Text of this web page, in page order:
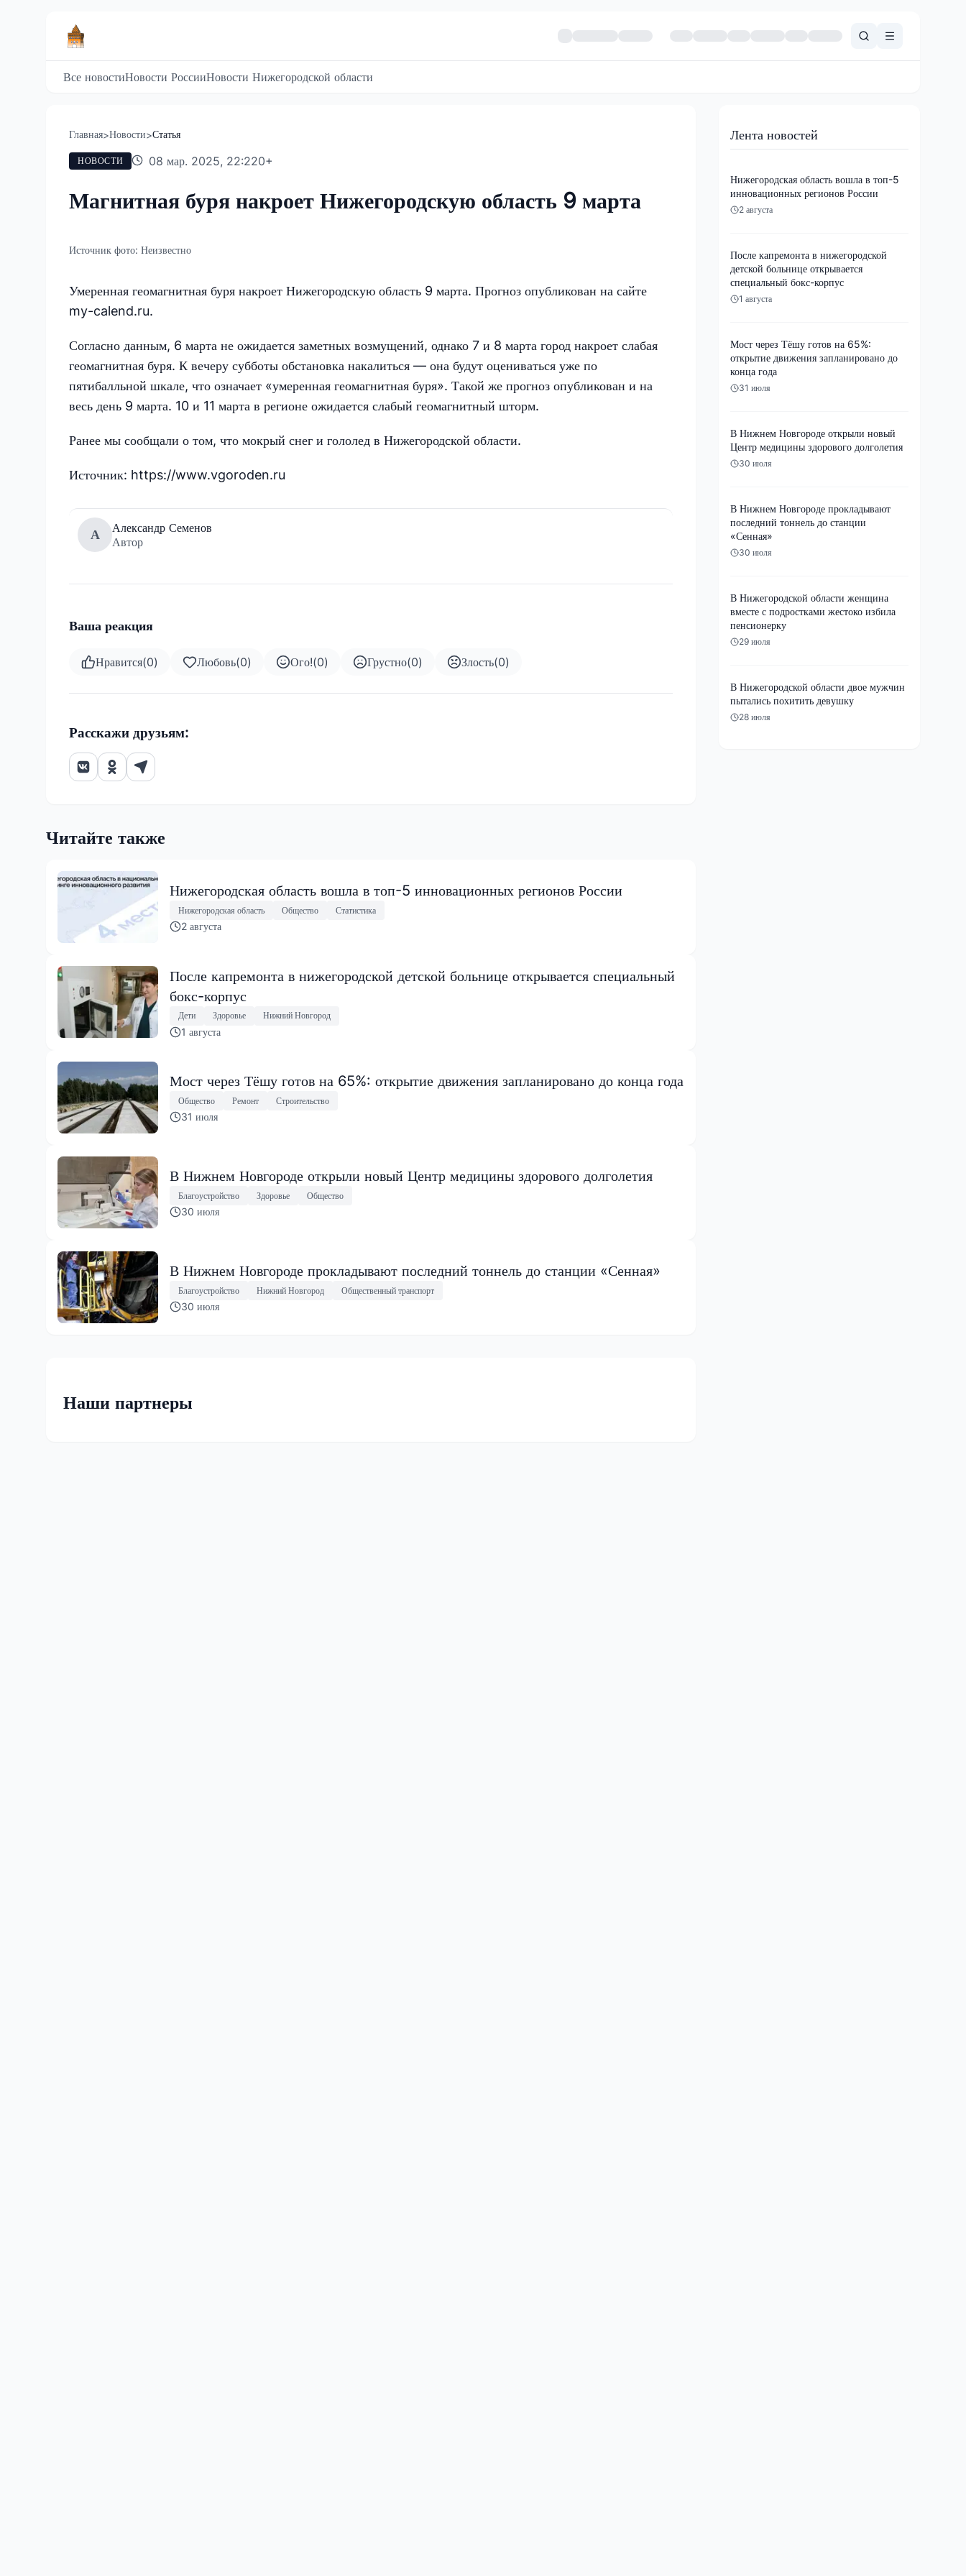
Все новостиНовости РоссииНовости Нижегородской области
Главная>Новости>Статья
НОВОСТИ 08 мар. 2025, 22:220+
Магнитная буря накроет Нижегородскую область 9 марта
Источник фото: Неизвестно
Умеренная геомагнитная буря накроет Нижегородскую область 9 марта. Прогноз опубликован на сайте
my-calend.ru.
Согласно данным, 6 марта не ожидается заметных возмущений, однако 7 и 8 марта город накроет слабая
геомагнитная буря. К вечеру субботы обстановка накалиться — она будут оцениваться уже по
пятибалльной шкале, что означает «умеренная геомагнитная буря». Такой же прогноз опубликован и на
весь день 9 марта. 10 и 11 марта в регионе ожидается слабый геомагнитный шторм.
Ранее мы сообщали о том, что мокрый снег и гололед в Нижегородской области.
Источник: https://www.vgoroden.ru
А
Александр Семенов
Автор
Ваша реакция
Нравится(0) Любовь(0) Ого!(0) Грустно(0) Злость(0)
Расскажи друзьям:
Читайте также
Нижегородская область вошла в топ-5 инновационных регионов России
Нижегородская область Общество Статистика
2 августа
После капремонта в нижегородской детской больнице открывается специальный
бокс-корпус
Дети Здоровье Нижний Новгород
1 августа
Мост через Тёшу готов на 65%: открытие движения запланировано до конца года
Общество Ремонт Строительство
31 июля
В Нижнем Новгороде открыли новый Центр медицины здорового долголетия
Благоустройство Здоровье Общество
30 июля
В Нижнем Новгороде прокладывают последний тоннель до станции «Сенная»
Благоустройство Нижний Новгород Общественный транспорт
30 июля
Наши партнеры
Лента новостей
Нижегородская область вошла в топ-5
инновационных регионов России
2 августа
После капремонта в нижегородской
детской больнице открывается
специальный бокс-корпус
1 августа
Мост через Тёшу готов на 65%:
открытие движения запланировано до
конца года
31 июля
В Нижнем Новгороде открыли новый
Центр медицины здорового долголетия
30 июля
В Нижнем Новгороде прокладывают
последний тоннель до станции
«Сенная»
30 июля
В Нижегородской области женщина
вместе с подростками жестоко избила
пенсионерку
29 июля
В Нижегородской области двое мужчин
пытались похитить девушку
28 июля